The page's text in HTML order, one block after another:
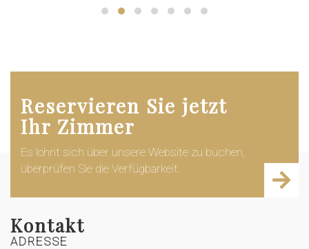
Reservieren Sie jetzt
Ihr Zimmer
Es lohnt sich über unsere Website zu buchen,
überprüfen Sie die Verfügbarkeit.
Kontakt
ADRESSE